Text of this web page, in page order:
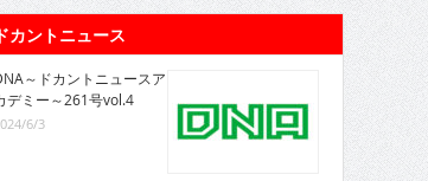
ドカントニュース
～ドカントニュースア
デミー～261号vol.4
6/3